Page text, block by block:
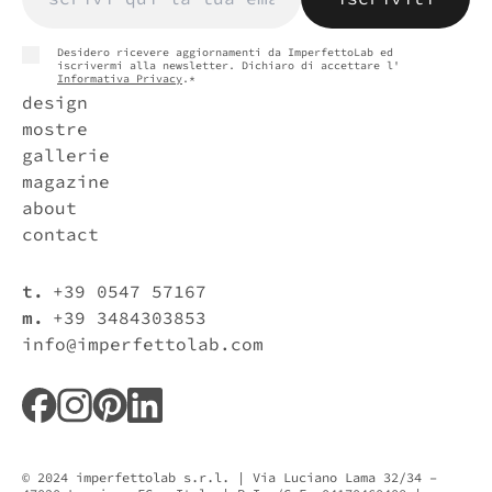
design
mostre
gallerie
magazine
about
contact
t. +39 0547 57167
m. +39 3484303853
info@imperfettolab.com
Desidero ricevere aggiornamenti da ImperfettoLab ed
iscrivermi alla newsletter. Dichiaro di accettare l'
Informativa Privacy.*
© 2024 imperfettolab s.r.l. | Via Luciano Lama 32/34 –